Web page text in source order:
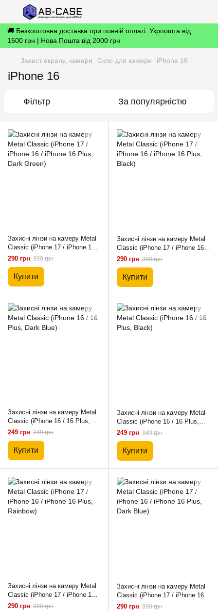
🚚 Безкоштовна доставка при повній оплаті: Укрпошта від
1500 грн | Нова Пошта від 2000 грн
Захист екрану, камери Скло для камери iPhone 16
iPhone 16
Фільтр За популярністю
Захисні лінзи на камеру Metal
Classic (iPhone 17 / iPhone 16 /
iPhone 16 Plus, Dark Green)
290 грн 390 грн
Купити
Захисні лінзи на камеру Metal
Classic (iPhone 17 / iPhone 16 /
iPhone 16 Plus, Black)
290 грн 390 грн
Купити
Захисні лінзи на камеру Metal
Classic (iPhone 16 / 16 Plus,
Dark Blue)
249 грн 349 грн
Купити
Захисні лінзи на камеру Metal
Classic (iPhone 16 / 16 Plus,
Black)
249 грн 349 грн
Купити
Захисні лінзи на камеру Metal
Classic (iPhone 17 / iPhone 16 /
iPhone 16 Plus, Rainbow)
290 грн 390 грн
Захисні лінзи на камеру Metal
Classic (iPhone 17 / iPhone 16 /
iPhone 16 Plus, Dark Blue)
290 грн 390 грн